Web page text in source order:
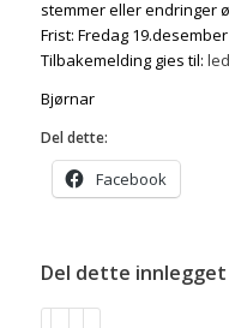
stemmer eller endringer
Frist: Fredag 19.desember
Tilbakemelding gies til:
Bjørnar
Del dette:
Facebook
Del dette innlegget